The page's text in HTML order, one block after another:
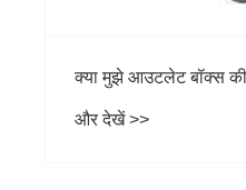
क्या मुझे आउटलेट बॉक्स
और देखें >>